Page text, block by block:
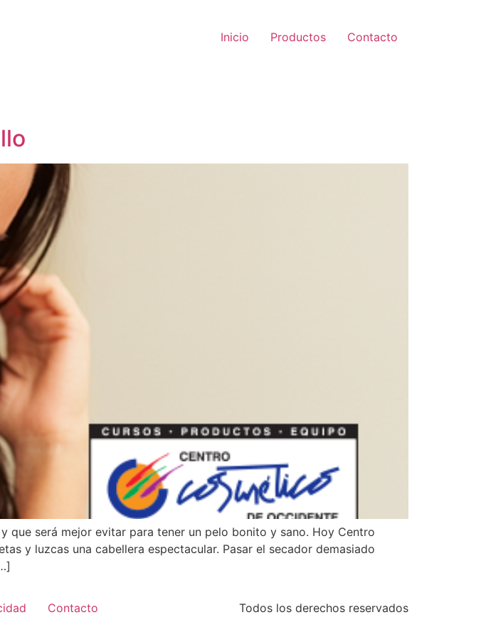
Inicio Productos Contacto
será mejor evitar para tener un pelo bonito y sano. Hoy Centro
y luzcas una cabellera espectacular. Pasar el secador demasiado
Contacto Todos los derechos reservados